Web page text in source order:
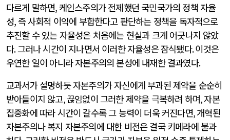
다르게 말하면, 케인스주의가 전제했던 국민국가의 정책 자율
성,즉 사회적 이익에 부합한다고 판단하는 정책을 독자적으로
추진할 수 있는 자율성은 처음에는 현실과 크게 어긋나지 않았
다.그러나 시간이 지나면서 이러한 자율성은 잠식됐다.이것은
우연한 일이 아니라 자본주의의 본성에 내재한 결과였다.
교과서가 설명하듯 자본주의가 자신에게 부과된 제약을 순순히
받아들이지 않고,끊임없이 그러한 제약을 극복하려 하며,자본
집중화에 따라 시간이 갈수록 그 능력이 더욱 커진다면,개혁된
자본주의나 복지 자본주의에 대한 비전은 결국 키메라에 불과